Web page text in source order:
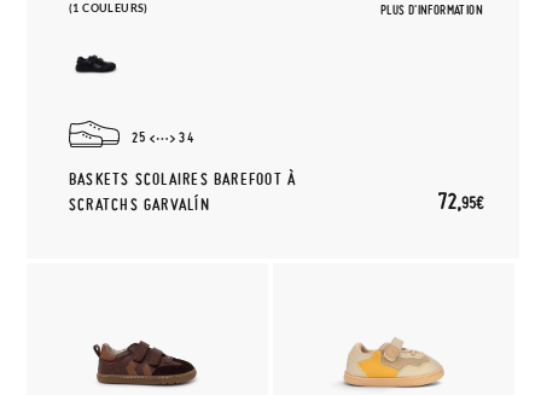
(1 COULEURS) PLUS D'INFORMATION
25 34
BASKETS SCOLAIRES BAREFOOT À
SCRATCHS GARVALÍN
72,95€